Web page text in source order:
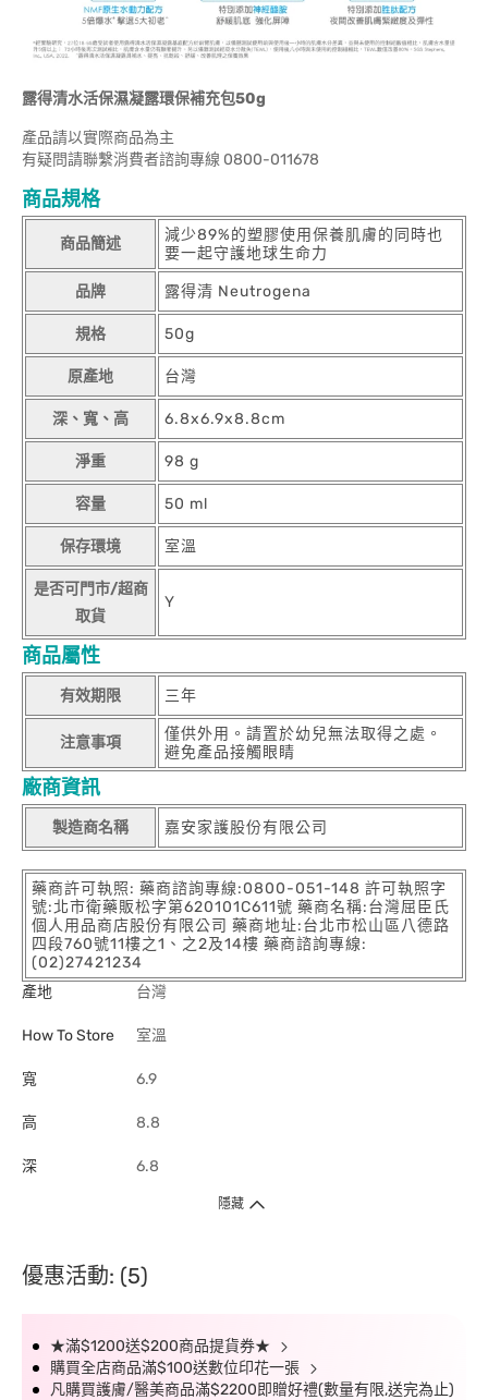
露得清水活保濕凝露環保補充包50g
產品請以實際商品為主
有疑問請聯繫消費者諮詢專線 0800-011678
商品規格
商品簡述
減少89%的塑膠使用保養肌膚的同時也
要一起守護地球生命力
品牌 露得清 Neutrogena
規格 50g
原產地 台灣
深、寬、高 6.8x6.9x8.8cm
淨重 98 g
容量 50 ml
保存環境 室溫
是否可門市/超商
取貨
Y
商品屬性
有效期限 三年
注意事項
僅供外用。請置於幼兒無法取得之處。
避免產品接觸眼睛
廠商資訊
製造商名稱 嘉安家護股份有限公司
藥商許可執照: 藥商諮詢專線:0800-051-148 許可執照字
號:北市衛藥販松字第620101C611號 藥商名稱:台灣屈臣氏
個人用品商店股份有限公司 藥商地址:台北市松山區八德路
四段760號11樓之1、之2及14樓 藥商諮詢專線:
(02)27421234
產地
台灣
How To Store 室溫
寬 6.9
高 8.8
深 6.8
隱藏
優惠活動: (5)
★滿$1200送$200商品提貨券★
購買全店商品滿$100送數位印花一張
凡購買護膚/醫美商品滿$2200即贈好禮(數量有限,送完為止)